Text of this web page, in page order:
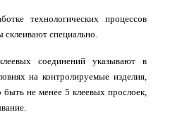
технологических процессов
склеивают специально.
соединений указывают в
на контролируемые изделия,
не менее 5 клеевых прослоек,